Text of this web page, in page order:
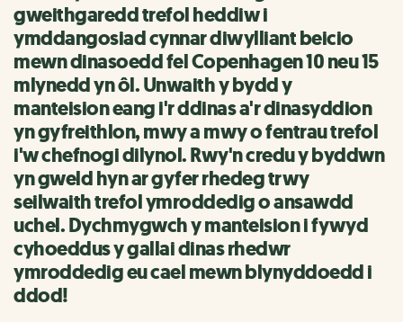
gweithgaredd trefol heddiw i
ymddangosiad cynnar diwylliant beicio
mewn dinasoedd fel Copenhagen 10 neu 15
mlynedd yn ôl. Unwaith y bydd y
manteision eang i'r ddinas a'r dinasyddion
yn gyfreithlon, mwy a mwy o fentrau trefol
i'w chefnogi dilynol. Rwy'n credu y byddwn
yn gweld hyn ar gyfer rhedeg trwy
seilwaith trefol ymroddedig o ansawdd
uchel. Dychmygwch y manteision i fywyd
cyhoeddus y gallai dinas rhedwr
ymroddedig eu cael mewn blynyddoedd i
ddod!